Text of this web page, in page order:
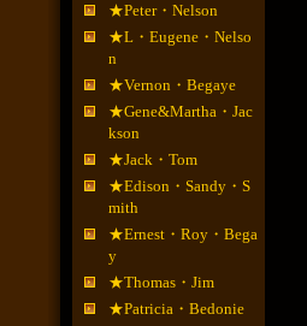
★Peter・Nelson
★L・Eugene・Nelso
n
★Vernon・Begaye
★Gene&Martha・Jac
kson
★Jack・Tom
★Edison・Sandy・S
mith
★Ernest・Roy・Bega
y
★Thomas・Jim
★Patricia・Bedonie